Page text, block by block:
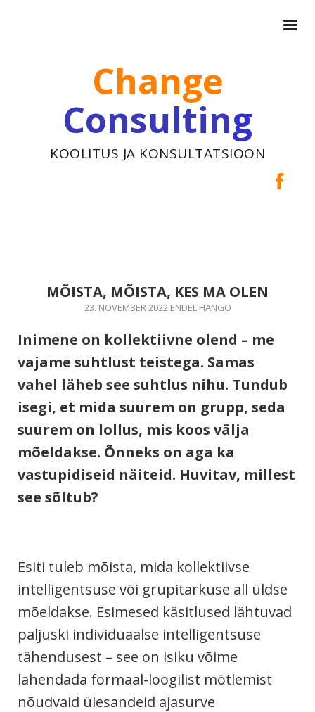
Change
Consulting
KOOLITUS JA KONSULTATSIOON
MÕISTA, MÕISTA, KES MA OLEN
23. NOVEMBER 2022 ENDEL HANGO
Inimene on kollektiivne olend – me
vajame suhtlust teistega. Samas
vahel läheb see suhtlus nihu. Tundub
isegi, et mida suurem on grupp, seda
suurem on lollus, mis koos välja
mõeldakse. Õnneks on aga ka
vastupidiseid näiteid. Huvitav, millest
see sõltub?
Esiti tuleb mõista, mida kollektiivse
intelligentsuse või grupitarkuse all üldse
mõeldakse. Esimesed käsitlused lähtuvad
paljuski individuaalse intelligentsuse
tähendusest – see on isiku võime
lahendada formaal-loogilist mõtlemist
nõudvaid ülesandeid ajasurve